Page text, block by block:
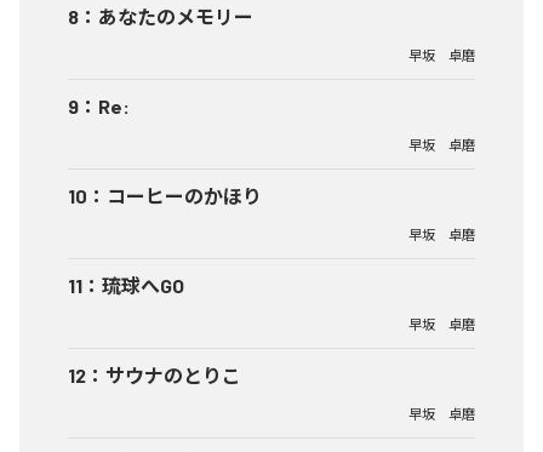
8 ： あなたのメモリー
早坂 卓磨
9 ： Re:
早坂 卓磨
10 ： コーヒーのかほり
早坂 卓磨
11 ： 琉球へGO
早坂 卓磨
12 ： サウナのとりこ
早坂 卓磨